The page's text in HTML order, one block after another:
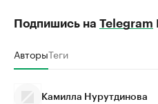
Подпишись на Telegram
АвторыТеги
Камилла Нурутдинова